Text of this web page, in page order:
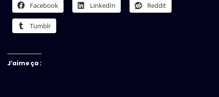
Facebook LinkedIn Reddit
Tumblr
J’aime ça :